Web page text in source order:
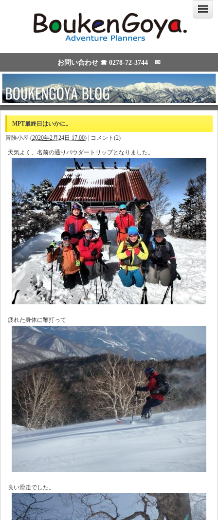
お問い合わせ ☎ 0278-72-3744 ✉
MPT最終日はいかに。
冒険小屋 (2020年2月24日 17:00) | コメント(2)
天気よく、名前の通りパウダートリップとなりました。
疲れた身体に鞭打って
良い滑走でした。